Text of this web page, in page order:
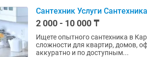
Сантехник Услуги
2 000 - 10 000 ₸
Ищете опытного сантехника в
сложности для квартир, домов,
аккуратно и по доступным...